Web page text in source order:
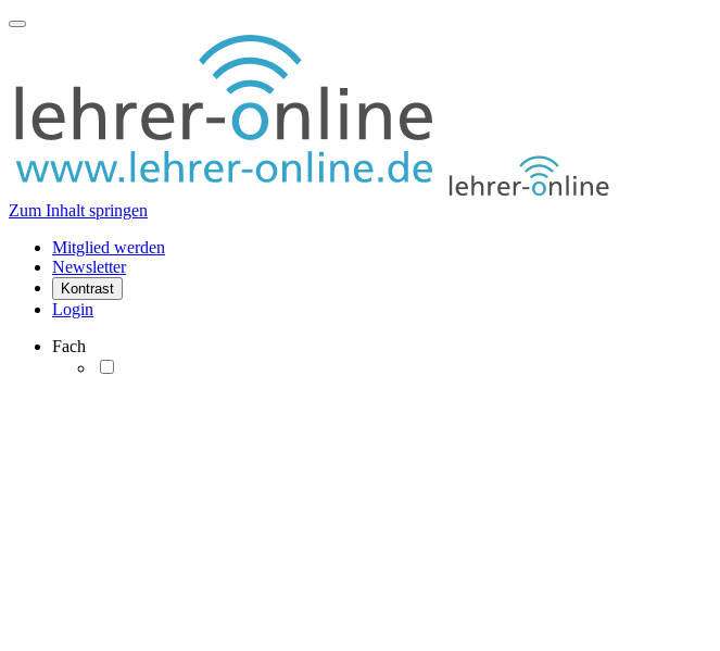
Zum Inhalt springen
Mitglied werden
Newsletter
Kontrast
Login
Fach